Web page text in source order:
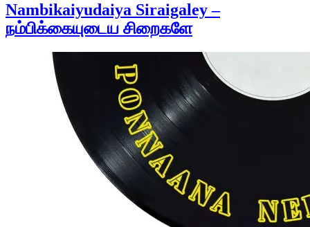
Nambikaiyudaiya Siraigaley –
நம்பிக்கையுடைய சிறைகளே